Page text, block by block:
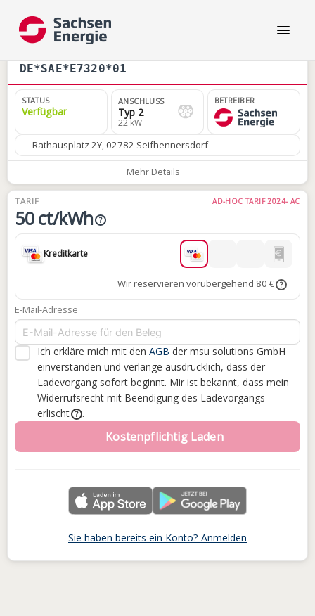
DE*SAE*E7320*01
STATUS
Verfügbar
ANSCHLUSS
Typ 2
22 kW
BETREIBER
Rathausplatz 2Y, 02782 Seifhennersdorf
Mehr Details
TARIF AD-HOC TARIF 2024- AC
50 ct/kWh ?
Kreditkarte
Wir reservieren vorübergehend 80 € ?
E-Mail-Adresse
Ich erkläre mich mit den AGB der msu solutions GmbH
einverstanden und verlange ausdrücklich, dass der
Ladevorgang sofort beginnt. Mir ist bekannt, dass mein
Widerrufsrecht mit Beendigung des Ladevorgangs
erlischt
? .
Kostenpflichtig Laden
Sie haben bereits ein Konto? Anmelden